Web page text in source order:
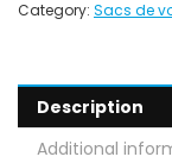
Category: Sacs de
Description
Additional